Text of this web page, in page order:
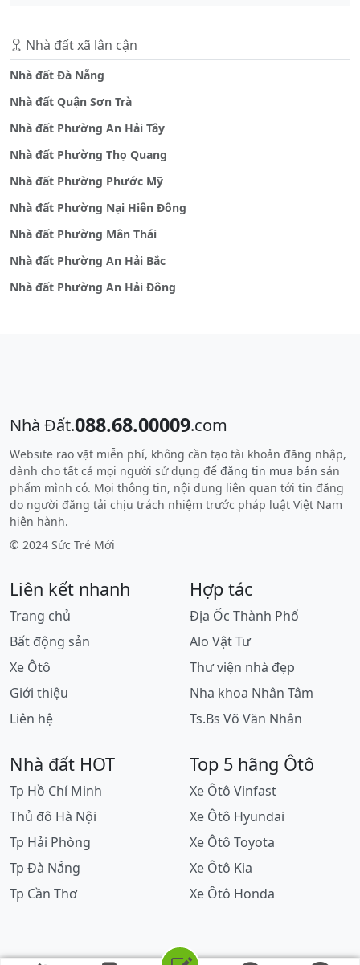
Nhà đất xã lân cận
Nhà đất Đà Nẵng
Nhà đất Quận Sơn Trà
Nhà đất Phường An Hải Tây
Nhà đất Phường Thọ Quang
Nhà đất Phường Phước Mỹ
Nhà đất Phường Nại Hiên Đông
Nhà đất Phường Mân Thái
Nhà đất Phường An Hải Bắc
Nhà đất Phường An Hải Đông
Nhà Đất.088.68.00009.com
Website rao vặt miễn phí, không cần tạo tài khoản đăng nhập,
dành cho tất cả mọi người sử dụng để đăng tin mua bán sản
phẩm mình có. Mọi thông tin, nội dung liên quan tới tin đăng
do người đăng tải chịu trách nhiệm trước pháp luật Việt Nam
hiện hành.
© 2024 Sức Trẻ Mới
Liên kết nhanh
Trang chủ
Bất động sản
Xe Ôtô
Giới thiệu
Liên hệ
Hợp tác
Địa Ốc Thành Phố
Alo Vật Tư
Thư viện nhà đẹp
Nha khoa Nhân Tâm
Ts.Bs Võ Văn Nhân
Nhà đất HOT
Tp Hồ Chí Minh
Thủ đô Hà Nội
Tp Hải Phòng
Tp Đà Nẵng
Tp Cần Thơ
Top 5 hãng Ôtô
Xe Ôtô Vinfast
Xe Ôtô Hyundai
Xe Ôtô Toyota
Xe Ôtô Kia
Xe Ôtô Honda